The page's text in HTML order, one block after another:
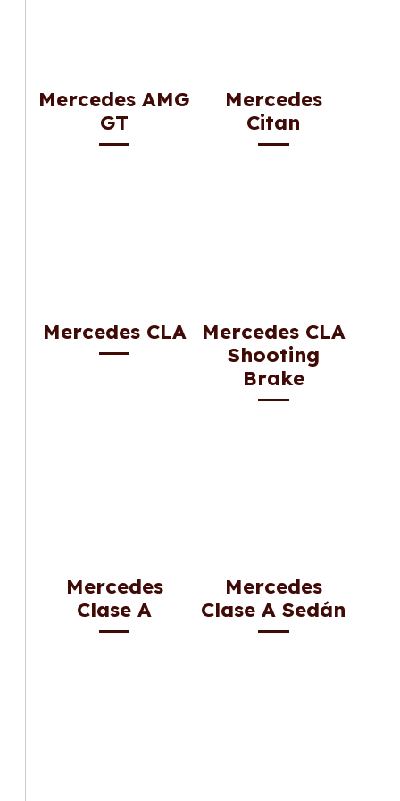
Mercedes AMG
GT
Mercedes
Citan
Mercedes CLA
Mercedes CLA
Shooting
Brake
Mercedes
Clase A
Mercedes
Clase A Sedán